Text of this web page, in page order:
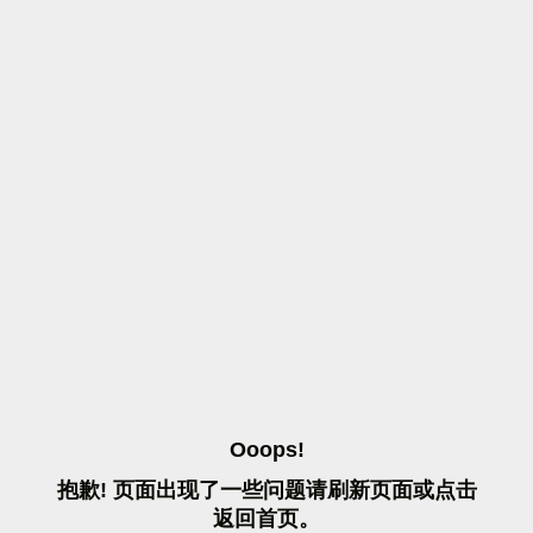
OOOPS!
抱歉! 页面出现了一些问题请刷 新页面或点击
返 回首页。